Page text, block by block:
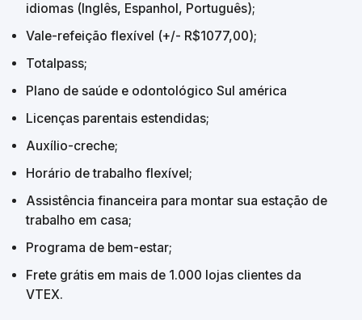
idiomas (Inglês, Espanhol, Português);
Vale-refeição flexível (+/- R$1077,00);
Totalpass;
Plano de saúde e odontológico Sul américa
Licenças parentais estendidas;
Auxílio-creche;
Horário de trabalho flexível;
Assistência financeira para montar sua estação de
trabalho em casa;
Programa de bem-estar;
Frete grátis em mais de 1.000 lojas clientes da
VTEX.